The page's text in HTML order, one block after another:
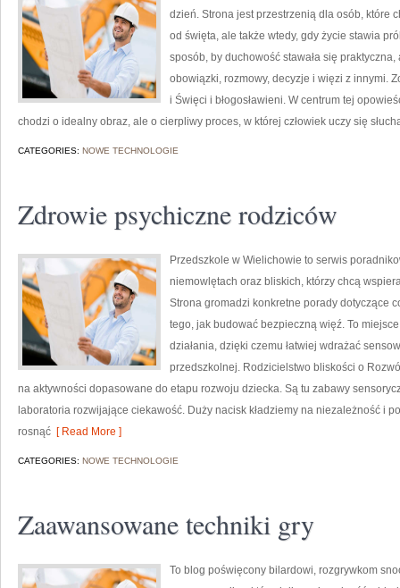
dzień. Strona jest przestrzenią dla osób, które
od święta, ale także wtedy, gdy życie stawia
sposób, by duchowość stawała się
obowiązki, rozmowy, decyzje i więzi z innymi.
i Święci i błogosławieni. W centrum tej
chodzi o idealny obraz, ale o cierpliwy proces, w której człowiek uczy się
CATEGORIES: NOWE TECHNOLOGIE
Zdrowie psychiczne rodziców
Przedszkole w Wielichowie to serwis
niemowlętach oraz bliskich, którzy chcą
Strona gromadzi konkretne porady dotyczące
tego, jak budować bezpieczną więź. To
działania, dzięki czemu łatwiej wdrażać
przedszkolnej. Rodzicielstwo bliskości o
na aktywności dopasowane do etapu rozwoju dziecka. Są tu zabawy
laboratoria rozwijające ciekawość. Duży nacisk kładziemy na niezależność i
rosnąć [ Read More ]
CATEGORIES: NOWE TECHNOLOGIE
Zaawansowane techniki gry
To blog poświęcony bilardowi, rozgrywkom